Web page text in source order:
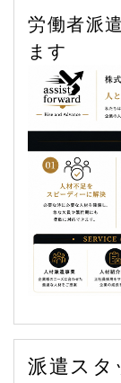
労働者派
ます
派遣スタ